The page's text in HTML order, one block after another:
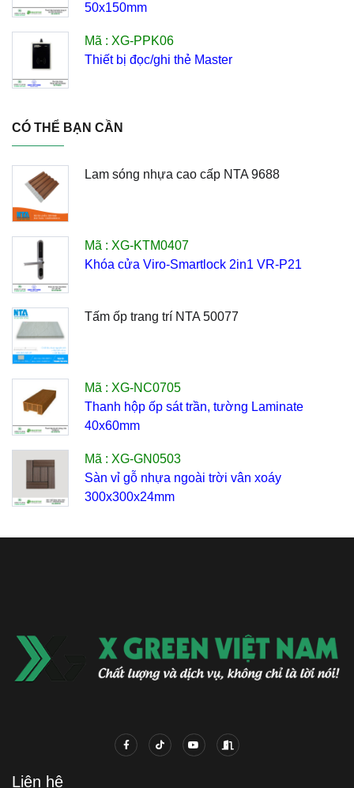
50x150mm
Mã : XG-PPK06
Thiết bị đọc/ghi thẻ Master
CÓ THỂ BẠN CẦN
Lam sóng nhựa cao cấp NTA 9688
Mã : XG-KTM0407
Khóa cửa Viro-Smartlock 2in1 VR-P21
Tấm ốp trang trí NTA 50077
Mã : XG-NC0705
Thanh hộp ốp sát trần, tường Laminate
40x60mm
Mã : XG-GN0503
Sàn vỉ gỗ nhựa ngoài trời vân xoáy
300x300x24mm
Liên hệ